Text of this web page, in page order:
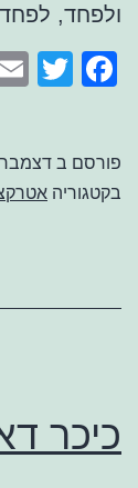
ולפחד,
פורסם ב דצמבר 13, 2021
בקטגוריה
כיכר